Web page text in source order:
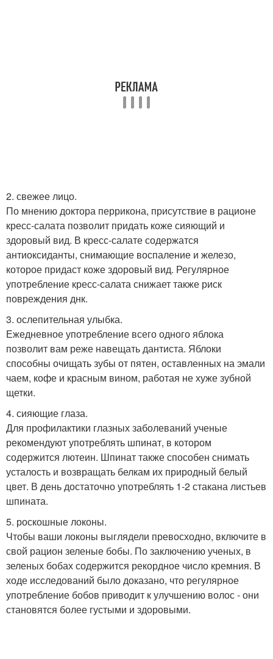
2. свежее лицо.
По мнению доктора перрикона, присутствие в рационе
кресс-салата позволит придать коже сияющий и
здоровый вид. В кресс-салате содержатся
антиоксиданты, снимающие воспаление и железо,
которое придаст коже здоровый вид. Регулярное
употребление кресс-салата снижает также риск
повреждения днк.
3. ослепительная улыбка.
Ежедневное употребление всего одного яблока
позволит вам реже навещать дантиста. Яблоки
способны очищать зубы от пятен, оставленных на эмали
чаем, кофе и красным вином, работая не хуже зубной
щетки.
4. сияющие глаза.
Для профилактики глазных заболеваний ученые
рекомендуют употреблять шпинат, в котором
содержится лютеин. Шпинат также способен снимать
усталость и возвращать белкам их природный белый
цвет. В день достаточно употреблять 1-2 стакана листьев
шпината.
5. роскошные локоны.
Чтобы ваши локоны выглядели превосходно, включите в
свой рацион зеленые бобы. По заключению ученых, в
зеленых бобах содержится рекордное число кремния. В
ходе исследований было доказано, что регулярное
употребление бобов приводит к улучшению волос - они
становятся более густыми и здоровыми.